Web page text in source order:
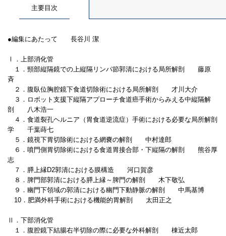
主要目次
●編集にあたって 長谷川 潔
Ⅰ．上部消化管
１．頸部縦隔鏡での上縦隔リンパ節郭清における局所解剖 藤原
斉
２．腹臥位胸腔鏡下食道切除術における局所解剖 才川大介
３．ロボット支援下縦隔アプローチ食道癌手術からみえる中縦隔解
剖 八木浩一
４．食道裂孔ヘルニア（胃食道逆流症）手術における必要な局所解剖
学 千葉蒔七
５．鏡視下胃切除術における網嚢の解剖 中村達郎
６．噴門側胃切除術における食道胃接合部・下縦隔の解剖 熊谷厚
志
７．膵上縁D2郭清における膜構造 河口賀彦
８．脾門部郭清における膵上縁～脾門の解剖 木下敬弘
９．幽門下領域の郭清における幽門下動静脈の解剖 中馬基博
10．肥満外科手術における機能的胃解剖 太田正之
Ⅱ．下部消化管
１．腹腔鏡下結腸右半切除の際に必要な外科解剖 棟近太郎